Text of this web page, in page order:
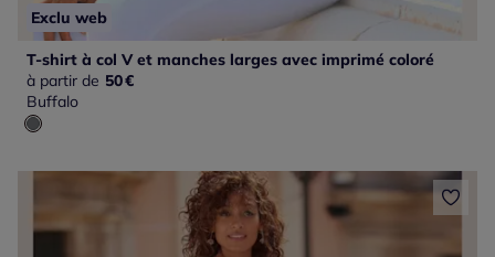
Exclu web
T-shirt à col V et manches larges avec imprimé coloré
à partir de 50€
Buffalo